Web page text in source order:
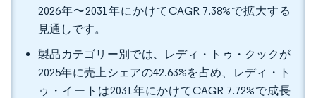
2026年〜2031年にかけてCAGR 7.38%で拡大する
見通しです。
製品カテゴリー別では、レディ・トゥ・クックが
2025年に売上シェアの42.63%を占め、レディ・ト
ゥ・イートは2031年にかけてCAGR 7.72%で成長